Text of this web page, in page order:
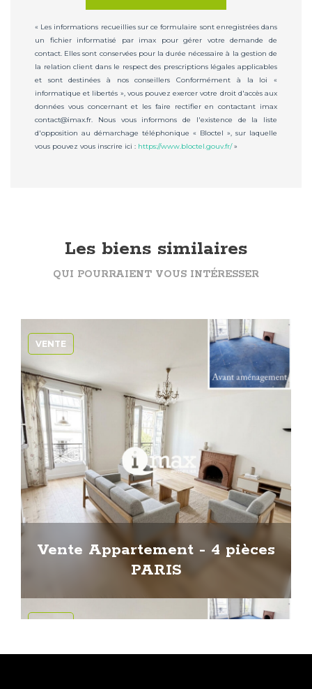
« Les informations recueillies sur ce formulaire sont enregistrées dans
un fichier informatisé par imax pour gérer votre demande de
contact. Elles sont conservées pour la durée nécessaire à la gestion de
la relation client dans le respect des prescriptions légales applicables
et sont destinées à nos conseillers Conformément à la loi «
informatique et libertés », vous pouvez exercer votre droit d'accès aux
données vous concernant et les faire rectifier en contactant imax
contact@imax.fr. Nous vous informons de l'existence de la liste
d'opposition au démarchage téléphonique « Bloctel », sur laquelle
vous pouvez vous inscrire ici : https://www.bloctel.gouv.fr/»
Les biens similaires
QUI POURRAIENT VOUS INTÉRESSER
VENTE
Vente Appartement - 4 pièces
PARIS
VENTE